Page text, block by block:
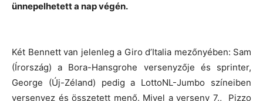
ünnepelhetett a nap végén.
Két Bennett van jelenleg a Giro d’Italia mezőnyében: Sam
(Írország) a Bora-Hansgrohe versenyzője és sprinter,
George (Új-Zéland) pedig a LottoNL-Jumbo színeiben
versenyez és összetett menő. Mivel a verseny 7., Pizzo